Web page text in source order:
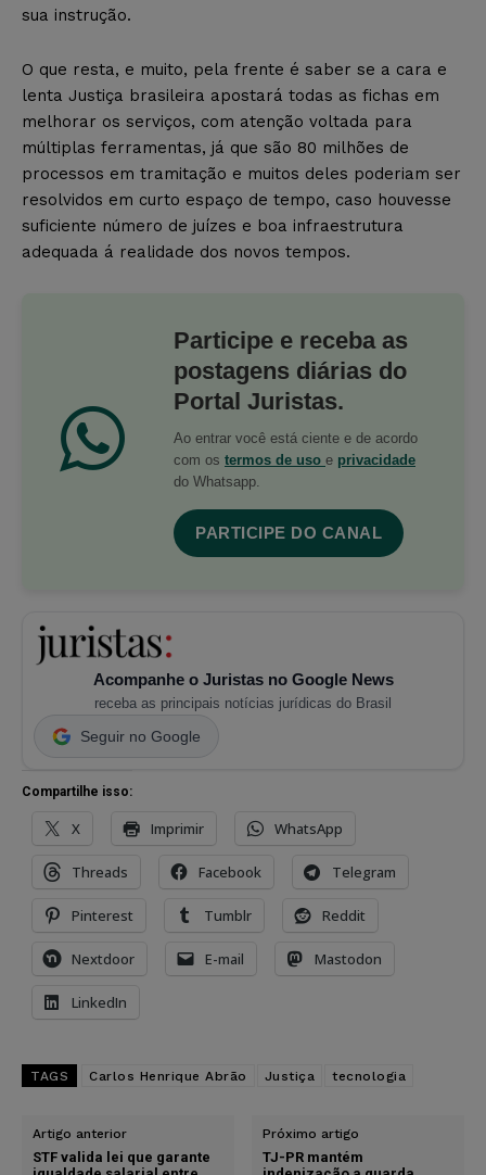
sua instrução.
O que resta, e muito, pela frente é saber se a cara e
lenta Justiça brasileira apostará todas as fichas em
melhorar os serviços, com atenção voltada para
múltiplas ferramentas, já que são 80 milhões de
processos em tramitação e muitos deles poderiam ser
resolvidos em curto espaço de tempo, caso houvesse
suficiente número de juízes e boa infraestrutura
adequada á realidade dos novos tempos.
Participe e receba as
postagens diárias do
Portal Juristas.
Ao entrar você está ciente e de acordo
com os termos de uso e privacidade
do Whatsapp.
PARTICIPE DO CANAL
Acompanhe o Juristas no Google News
receba as principais notícias jurídicas do Brasil
Seguir no Google
Compartilhe isso:
X Imprimir WhatsApp
Threads Facebook Telegram
Pinterest Tumblr Reddit
Nextdoor E-mail Mastodon
LinkedIn
TAGS Carlos Henrique Abrão Justiça tecnologia
Artigo anterior
STF valida lei que garante
Próximo artigo
TJ-PR mantém